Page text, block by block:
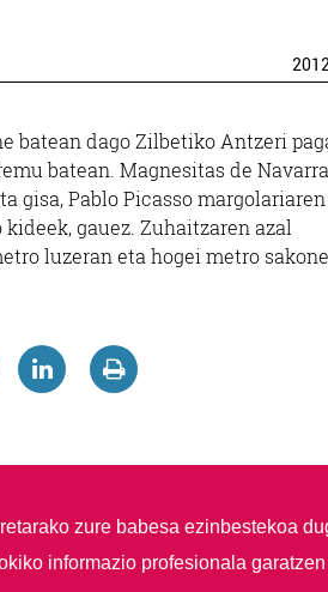
2012
batean dago Zilbetiko Antzeri
batean. Magnesitas de Navarra
gisa, Pablo Picasso margolariaren
gauez. Zuhaitzaren azal
luzeran eta hogei metro
zure babesa ezinbestekoa
informazio profesionala garatzen